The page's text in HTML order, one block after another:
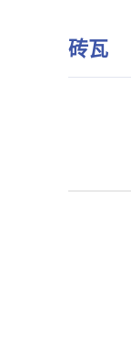
砖瓦